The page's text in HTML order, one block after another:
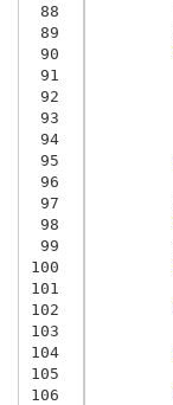
88
89
90
91
92
93
94
95
96
97
98
99
100
101
102
103
104
105
106